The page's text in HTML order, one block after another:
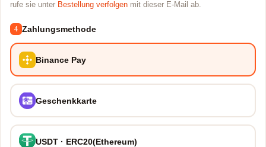
rufe sie unter Bestellung verfolgen mit dieser E-Mail ab.
4 Zahlungsmethode
Binance Pay
Geschenkkarte
USDT · ERC20(Ethereum)